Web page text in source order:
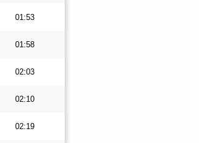
01:53
01:58
02:03
02:10
02:19